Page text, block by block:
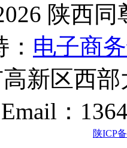
陕西
电子商
新区西
：
陕ICP